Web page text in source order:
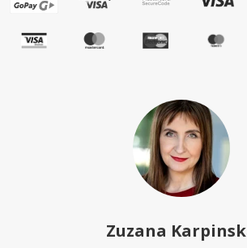
Zuzana